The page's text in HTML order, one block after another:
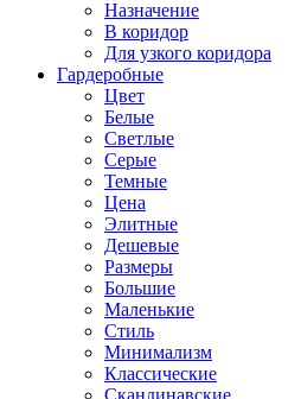
Назначение
В коридор
Для узкого коридора
Гардеробные
Цвет
Белые
Светлые
Серые
Темные
Цена
Элитные
Дешевые
Размеры
Большие
Маленькие
Стиль
Минимализм
Классические
Скандинавские